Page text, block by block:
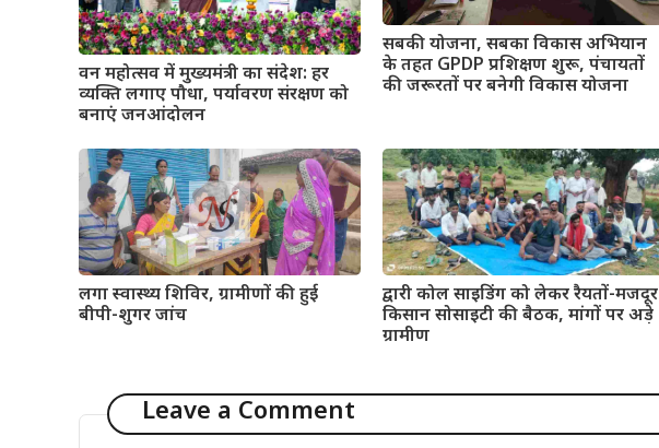
वन महोत्सव में मुख्यमंत्री का संदेश: हर
व्यक्ति लगाए पौधा, पर्यावरण संरक्षण को
बनाएं जनआंदोलन
सबकी योजना, सबका विकास अभियान
के तहत GPDP प्रशिक्षण शुरू, पंचायतों
की जरूरतों पर बनेगी विकास योजना
लगा स्वास्थ्य शिविर, ग्रामीणों की हुई
बीपी-शुगर जांच
द्वारी कोल साइडिंग को लेकर रैयतों-मजदूर
किसान सोसाइटी की बैठक, मांगों पर अड़े
ग्रामीण
Leave a Comment